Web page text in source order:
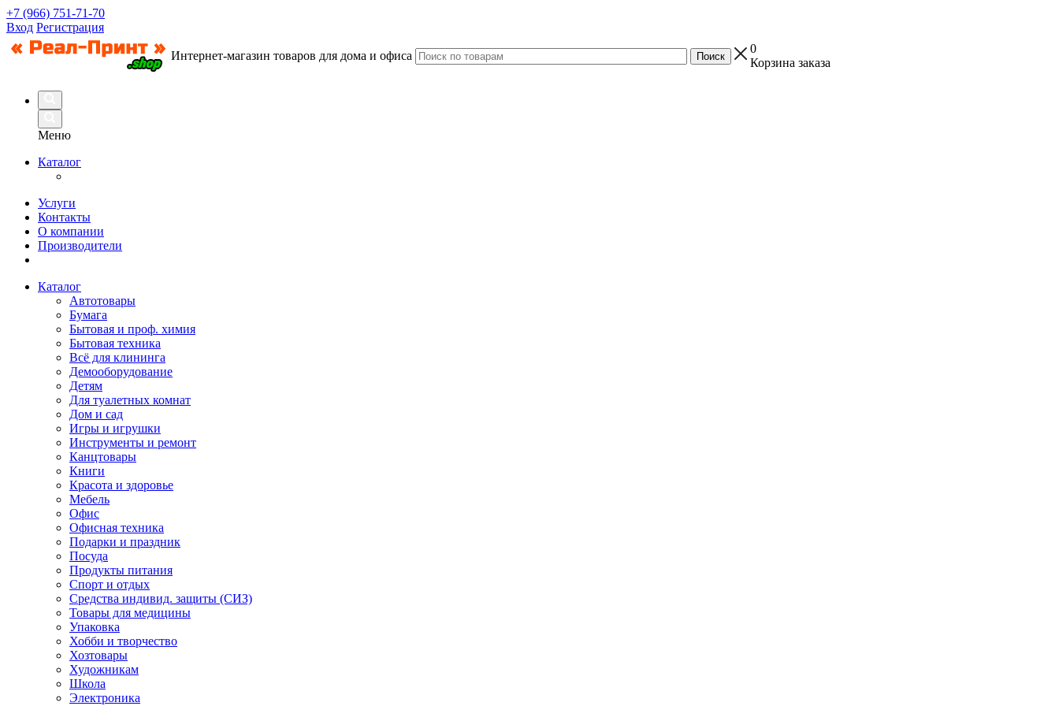
+7 (966) 751-71-70
Вход Регистрация
Интернет-магазин товаров для дома и офиса
0
Корзина заказа
Меню
Каталог
Услуги
Контакты
О компании
Производители
Каталог
Автотовары
Бумага
Бытовая и проф. химия
Бытовая техника
Всё для клининга
Демооборудование
Детям
Для туалетных комнат
Дом и сад
Игры и игрушки
Инструменты и ремонт
Канцтовары
Книги
Красота и здоровье
Мебель
Офис
Офисная техника
Подарки и праздник
Посуда
Продукты питания
Спорт и отдых
Средства индивид. защиты (СИЗ)
Товары для медицины
Упаковка
Хобби и творчество
Хозтовары
Художникам
Школа
Электроника